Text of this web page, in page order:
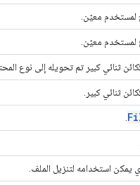
لمستخدم معيّن.
لمستخدم معيّن.
ثنائي كبير تم تحويله إلى نوع
ثنائي كبير.